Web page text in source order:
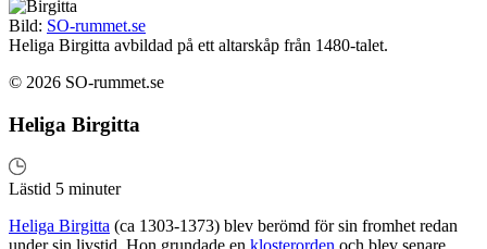
Bild: SO-rummet.se
Heliga Birgitta avbildad på ett altarskåp från 1480-talet.
© 2026 SO-rummet.se
Heliga Birgitta
Lästid 5 minuter
Heliga Birgitta (ca 1303-1373) blev berömd för sin fromhet redan
under sin livstid. Hon grundade en klosterorden och blev senare